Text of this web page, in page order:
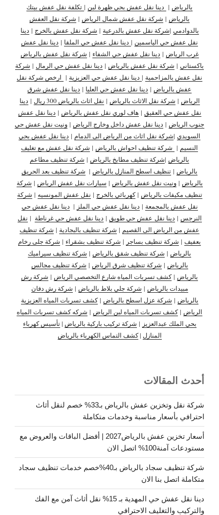
بالرياض | دينا نقل عفش بحي ظهرة لبن | تكلفة نقل عفش بيتك
بالرياض | شركة نقل عفش شمال الرياض | شركة نقل العفش
بالدوادمي |شركة نقل عفش بالدرعية | شركة نقل عفش بالخرج | دينا
نقل عفش حي الياسمين | دينا نقل عفش حي الملقا | دينا نقل عفش
غرب الرياض | دينا نقل عفش حي الشفاء | شركة نقل عفش بالرياض
باكستاني | شركة نقل عفش بالرياض | دينا نقل عفش حي الرمال | شركة
نقل عفش بالمزاحمية | دينا نقل عفش حي العزيزية | ارخص شركة نقل
عفش بالرياض | دينا نقل عفش حي العليا | دينا نقل عفش شرق
الرياض | شركة نقل الاثاث بالرياض | نقل اثاث بالرياض 300 ريال | دينا
نقل عفش حي العقيق | هاف لوري نقل عفش بالرياض | دينا نقل عفش
جنوب الرياض | دينا نقل عفش داخل وخارج الرياض | ونيت نقل عفش حي
السويدي |شركة نقل اثاث من الرياض الى الدمام | دينا نقل عفش بحي
النسيم | شركة تنظيف احواش بالرياض | شركة نقل عفش مع تغليف
بالرياض |شركة تنظيف مطابخ بالرياض | شركة تنظيف مطاعم
بالرياض | تنظيف اسطح المنازل بالرياض | شركة تنظيف بعد الحريق
بالرياض |ونيت نقل عفش بالرياض | سيارات نقل عفش الرياض | شركة
تنظيف مكيفات بالرياض |كهربائي بالخرج | نقل عفش المونسيه | شركة
نقل عفش بالمجمعة | دينا نقل عفش حي الملز | دينا نقل عفش حي
النرجس | دينا نقل عفش حي طويق | دينا نقل عفش حي غرناطة | نقل
عفش من الرياض الى القصيم | شركة تنظيف بالبجادية | شركة تنظيف
بعفيف | شركة تنظيف بساجر | شركة تنظيف بشقراء | شركة جلى رخام
بالرياض | شركة تنظيف شقق بالرياض | شركة تنظيف سيراميك
بالرياض | شركة تنظيف شرق الرياض | شركة تنظيف مجالس
بالرياض |كشف تسربات المياه شارع التخصصي الرياض | شركة رش
مبيدات بالرياض | شركة جلي بلاط بالرياض | شركة رش دفان
بالرياض | شركة عزل اسطح بالرياض |كشف تسربات المياه العزيزية
الرياض |كشف تسربات المياه لبن الرياض | شركه كشف تسربات المياه
بحي الملك عبدالعزيز | شركة تركيب باركية بالرياض |تأسيس كهرباء
المنازل |كشف التماس الكهرباء بالرياض
أحدث المقالات
شركة نقل وتخزين عفش بالرياض بـ33% خصم لنقل أثاث
احترافي بأسعار مناسبة وخدمات متكاملة
أسعار تخزين عفش بالرياض2027 | أفضل الباقات والعروض مع
مستودعات آمنة100% اتصل الان
شركة تنظيف سجاد بالرياض بـ40%خصم خدمات تنظيف سجاد
متكاملة اتصل بنا الان
دينا نقل عفش حي المهدية بـ 15% نقل أثاث آمن مع الفك
والتركيب والتغليف الاحترافي